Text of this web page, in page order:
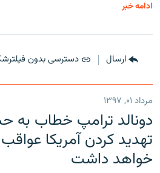
ادامه خبر
ارسال دسترسی بدون
مرداد ۰۱, ۱۳۹۷
دونالد ترامپ خطاب به
تهدید کردن آمریکا
خواهد داشت